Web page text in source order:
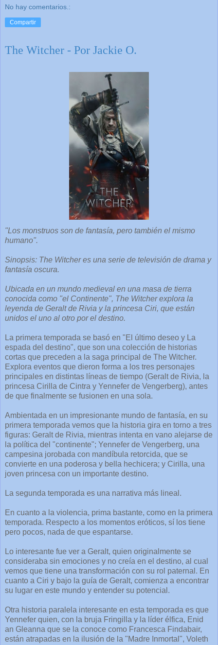
No hay comentarios.:
Compartir
The Witcher - Por Jackie O.
"Los monstruos son de fantasía, pero también el mismo
humano".
Sinopsis: The Witcher es una serie de televisión de drama y
fantasía oscura.
Ubicada en un mundo medieval en una masa de tierra
conocida como "el Continente", The Witcher explora la
leyenda de Geralt de Rivia y la princesa Ciri, que están
unidos el uno al otro por el destino.
La primera temporada se basó en "El último deseo y La
espada del destino", que son una colección de historias
cortas que preceden a la saga principal de The Witcher.
Explora eventos que dieron forma a los tres personajes
principales en distintas líneas de tiempo (Geralt de Rivia, la
princesa Cirilla de Cintra y Yennefer de Vengerberg), antes
de que finalmente se fusionen en una sola.
Ambientada en un impresionante mundo de fantasía, en su
primera temporada vemos que la historia gira en torno a tres
figuras: Geralt de Rivia, mientras intenta en vano alejarse de
la política del "continente"; Yennefer de Vengerberg, una
campesina jorobada con mandíbula retorcida, que se
convierte en una poderosa y bella hechicera; y Cirilla, una
joven princesa con un importante destino.
La segunda temporada es una narrativa más lineal.
En cuanto a la violencia, prima bastante, como en la primera
temporada. Respecto a los momentos eróticos, sí los tiene
pero pocos, nada de que espantarse.
Lo interesante fue ver a Geralt, quien originalmente se
consideraba sin emociones y no creía en el destino, al cual
vemos que tiene una transformación con su rol paternal. En
cuanto a Ciri y bajo la guía de Geralt, comienza a encontrar
su lugar en este mundo y entender su potencial.
Otra historia paralela interesante en esta temporada es que
Yennefer quien, con la bruja Fringilla y la líder élfica, Enid
an Gleanna que se la conoce como Francesca Findabair,
están atrapadas en la ilusión de la "Madre Inmortal", Voleth